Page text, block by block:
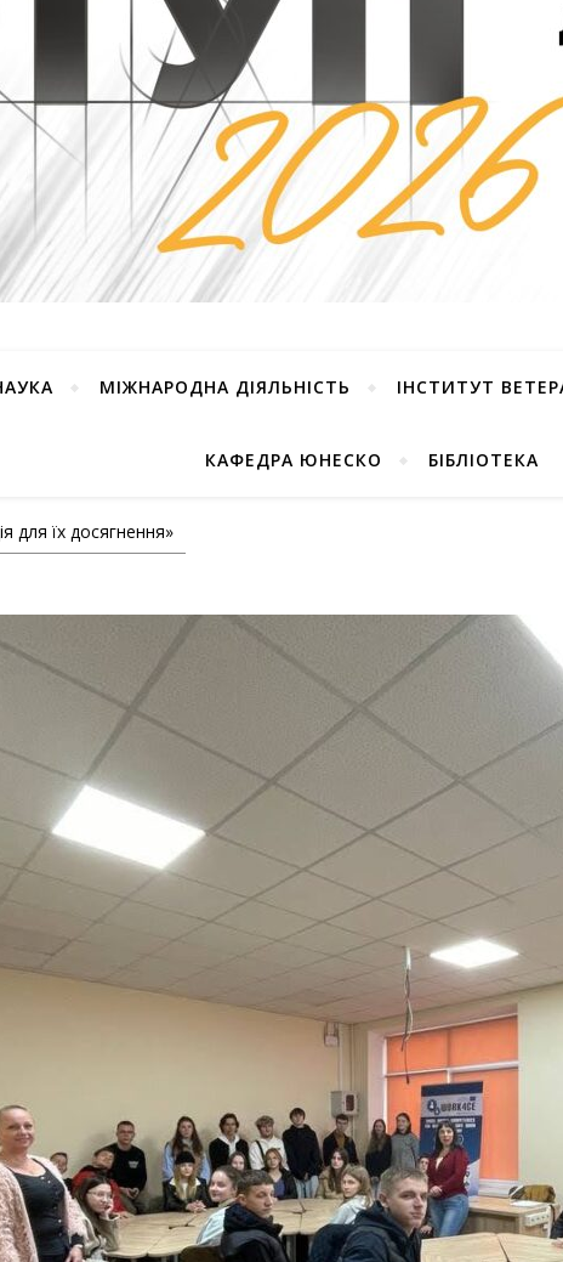
МІЖНАРОДНА ДІЯЛЬНІСТЬ ІНСТИТУТ
КАФЕДРА ЮНЕСКО БІБЛІОТЕКА
для їх досягнення»